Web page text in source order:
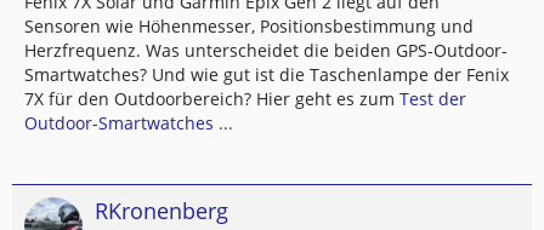
Sensoren wie Höhenmesser, Positionsbestimmung und
Herzfrequenz. Was unterscheidet die beiden GPS-Outdoor-
Smartwatches? Und wie gut ist die Taschenlampe der Fenix
7X für den Outdoorbereich? Hier geht es zum Test der
Outdoor-Smartwatches ...
RKronenberg